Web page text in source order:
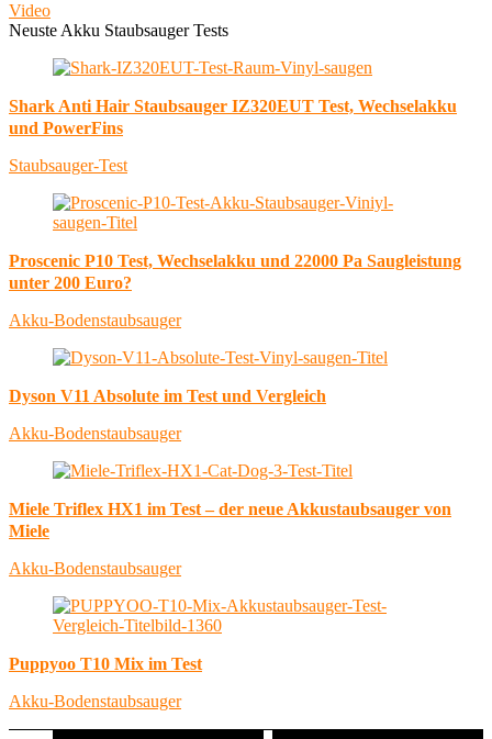
Video
Neuste Akku Staubsauger Tests
Shark Anti Hair Staubsauger IZ320EUT Test, Wechselakku
und PowerFins
Staubsauger-Test
Proscenic P10 Test, Wechselakku und 22000 Pa Saugleistung
unter 200 Euro?
Akku-Bodenstaubsauger
Dyson V11 Absolute im Test und Vergleich
Akku-Bodenstaubsauger
Miele Triflex HX1 im Test – der neue Akkustaubsauger von
Miele
Akku-Bodenstaubsauger
Puppyoo T10 Mix im Test
Akku-Bodenstaubsauger